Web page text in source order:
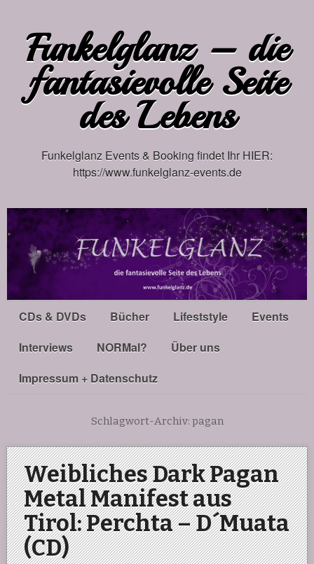
Funkelglanz – die
fantasievolle Seite
des Lebens
Funkelglanz Events & Booking findet Ihr HIER:
https://www.funkelglanz-events.de
CDs & DVDs Bücher Lifeststyle
Events
Interviews
NORMal?
Über uns
Impressum + Datenschutz
Schlagwort-Archiv: pagan
Weibliches Dark Pagan
Metal Manifest aus
Tirol: Perchta – D´Muata
(CD)